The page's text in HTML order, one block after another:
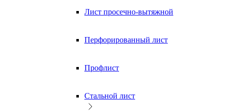
Лист просечно-вытяжной
Перфорированный лист
Профлист
Стальной лист